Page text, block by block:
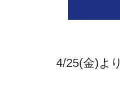
4/25(金)よ